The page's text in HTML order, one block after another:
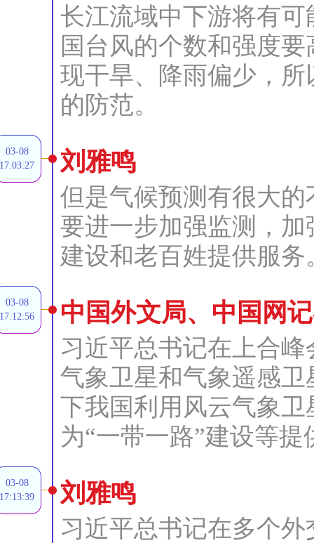
长江流域中下游将有
国台风的个数和强度
现干旱、降雨偏少，
的防范。
03-08
17:03:27
刘雅鸣
但是气候预测有很大
要进一步加强监测，
建设和老百姓提供服务
03-08
17:12:56
中国外文局、中国网
习近平总书记在上合
气象卫星和气象遥感
下我国利用风云气象
为“一带一路”建设等
03-08
17:13:39
刘雅鸣
习近平总书记在多个